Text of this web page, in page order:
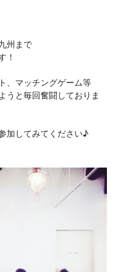
州まで
！
、マッチングゲーム等
うと毎回奮闘しておりま
加してみてください♪